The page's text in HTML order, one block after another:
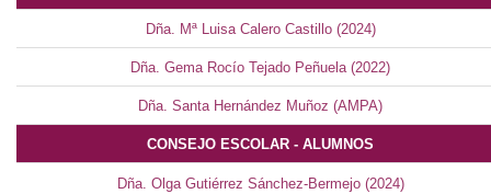
Dña. Mª Luisa Calero Castillo (2024)
Dña. Gema Rocío Tejado Peñuela (2022)
Dña. Santa Hernández Muñoz (AMPA)
CONSEJO ESCOLAR - ALUMNOS
Dña. Olga Gutiérrez Sánchez-Bermejo (2024)